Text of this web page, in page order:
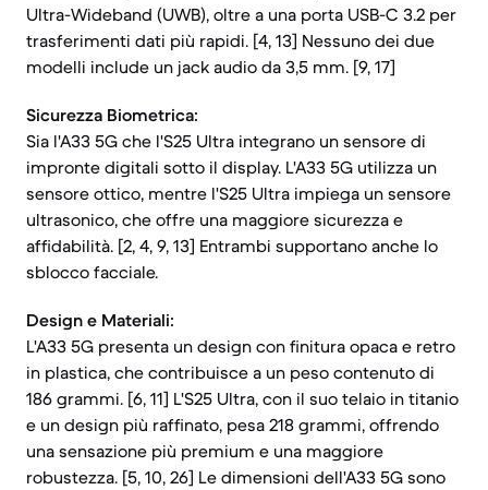
Ultra-Wideband (UWB), oltre a una porta USB-C 3.2 per
trasferimenti dati più rapidi. [4, 13] Nessuno dei due
modelli include un jack audio da 3,5 mm. [9, 17]
Sicurezza Biometrica:
Sia l'A33 5G che l'S25 Ultra integrano un sensore di
impronte digitali sotto il display. L'A33 5G utilizza un
sensore ottico, mentre l'S25 Ultra impiega un sensore
ultrasonico, che offre una maggiore sicurezza e
affidabilità. [2, 4, 9, 13] Entrambi supportano anche lo
sblocco facciale.
Design e Materiali:
L'A33 5G presenta un design con finitura opaca e retro
in plastica, che contribuisce a un peso contenuto di
186 grammi. [6, 11] L'S25 Ultra, con il suo telaio in titanio
e un design più raffinato, pesa 218 grammi, offrendo
una sensazione più premium e una maggiore
robustezza. [5, 10, 26] Le dimensioni dell'A33 5G sono